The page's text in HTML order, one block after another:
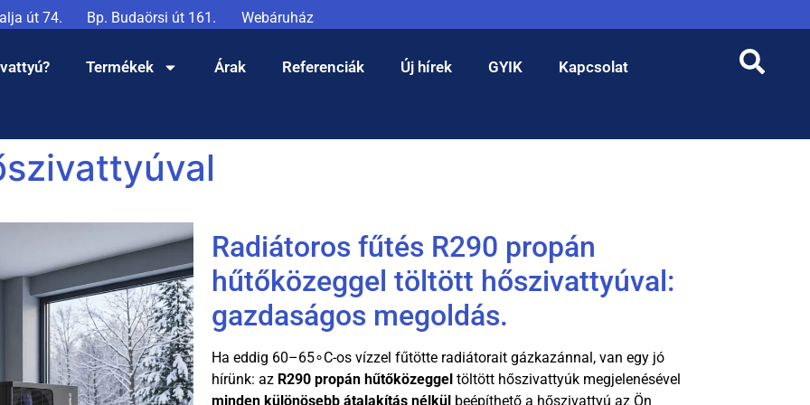
út 74. Bp. Budaörsi út 161. Webáruház
Termékek Árak Referenciák Új hírek GYIK Kapcsolat
Radiátoros fűtés R290 propán
hűtőközeggel töltött hőszivattyúval:
gazdaságos megoldás.
Ha eddig 60–65∘C-os vízzel fűtötte radiátorait gázkazánnal, van egy jó
hírünk: az R290 propán hűtőközeggel töltött hőszivattyúk megjelenésével
minden különösebb átalakítás nélkül beépíthető a hőszivattyú az Ön